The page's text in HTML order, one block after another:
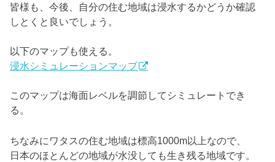
皆様も、今後、自分の住む地域は浸水するかどうか確認
しとくと良いでしょう。
以下のマップも使える。
浸水シミュレーションマップ
このマップは海面レベルを調節してシミュレートでき
る。
ちなみにワタスの住む地域は標高1000m以上なので、
日本のほとんどの地域が水没しても生き残る地域です。